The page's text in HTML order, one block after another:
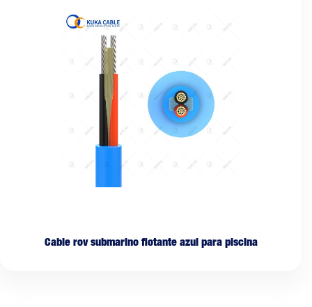
Cable rov submarino flotante azul para piscina